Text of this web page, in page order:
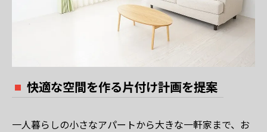
快適な空間を作る片付け計画を提案
一人暮らしの小さなアパートから大きな一軒家まで、お